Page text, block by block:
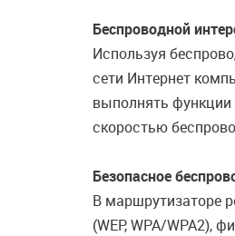
Беспроводной
Используя
сети Интернет
выполнять функции
скоростью
Безопасное
В маршрутизаторе
(WEP, WPA/WPA2),